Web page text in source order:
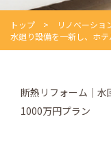
トップ
リノベーショ
水廻り設備を一新し、ホテ
断熱リフォーム 水
1000万円プラン